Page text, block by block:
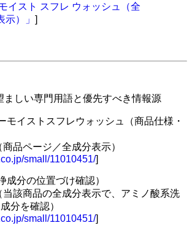
イスト スフレ ウォッシュ（全
示）」 ]
ましい専門用語と優先すべき情報源
モイストスフレウォッシュ（商品仕様・
品ページ／全成分表示）
small/11010451/]
成分の位置づけ確認）
該商品の全成分表示で、アミノ酸系洗
分を確認）
small/11010451/]